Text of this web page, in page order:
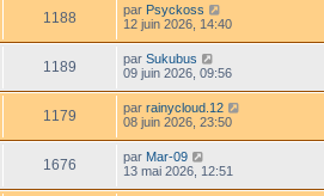
1188 par Psyckoss
12 juin 2026, 14:40
1189 par Sukubus
09 juin 2026, 09:56
1179 par rainycloud.12
08 juin 2026, 23:50
1676 par Mar-09
13 mai 2026, 12:51